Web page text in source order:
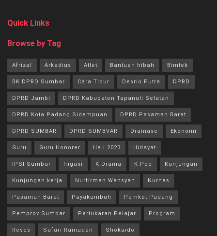
Quick Links
Browse by Tag
Afrizal Arkadius Atlet Bantuan hibah Bimtek
BK DPRD Sumbar Cara Tidur Desrio Putra DPRD
DPRD Jambi DPRD Kabupaten Tapanuli Selatan
DPRD Kota Padang Sidempuan DPRD Pasaman Barat
DPRD SUMBAR DPRD SUMBVAR Drainase Ekonomi
Guru Guru Honorer Haji 2023 Hidayat
IPSI Sumbar Irigasi K-Drama K-Pop Kunjungan
Kunjungan kerja Nurfirman Wansyah Nurnas
Pasaman Barat Payakumbuh Pemkot Padang
Pemprov Sumbar Pertukaran Pelajar Program
Reses Safari Ramadan Shokaido